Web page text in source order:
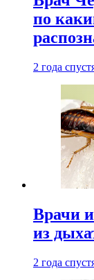
по
2 года
Врачи
из
2 года